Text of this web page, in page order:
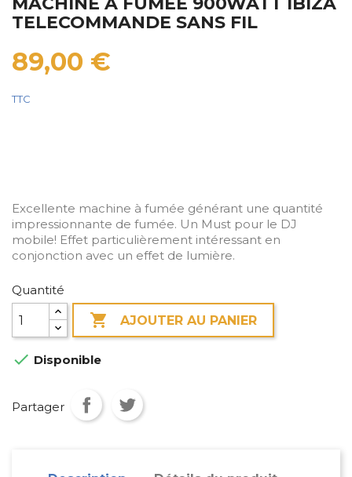
TELECOMMANDE SANS FIL
89,00 €
TTC
Excellente machine à fumée générant une quantité
impressionnante de fumée. Un Must pour le DJ
mobile! Effet particulièrement intéressant en
conjonction avec un effet de lumière.
Quantité
 AJOUTER AU PANIER
 Disponible
Partager